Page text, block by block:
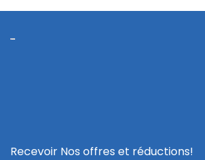
Recevoir Nos offres et réductions!